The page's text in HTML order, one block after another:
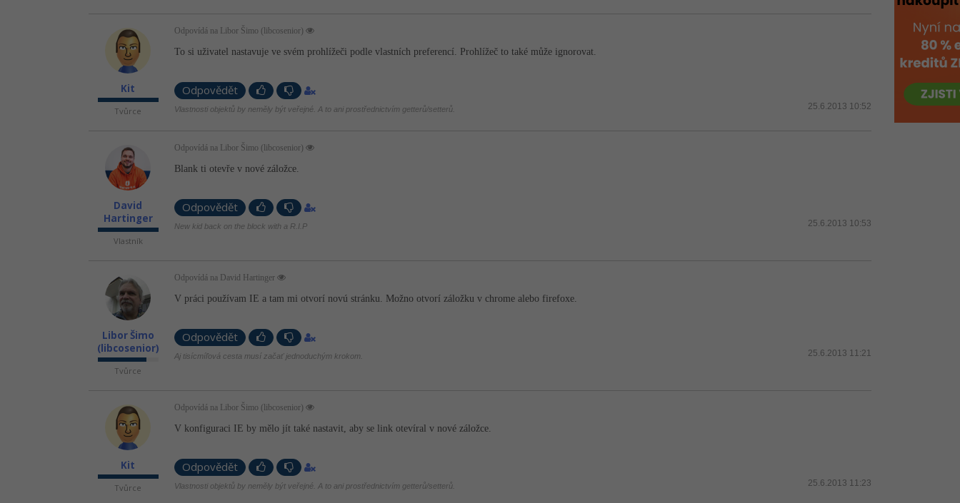
Kit
Tvůrce
Odpovídá na Libor Šimo (libcosenior)
To si uživatel nastavuje ve svém prohlížeči podle vlastních preferencí. Prohlížeč to také může ignorovat.
Odpovědět
25.6.2013 10:52
Vlastnosti objektů by neměly být veřejné. A to ani prostřednictvím getterů/setterů.
David
Hartinger
Vlastník
Odpovídá na Libor Šimo (libcosenior)
Blank ti otevře v nové záložce.
Odpovědět
25.6.2013 10:53
New kid back on the block with a R.I.P
Libor Šimo
(libcosenior)
Tvůrce
Odpovídá na David Hartinger
V práci používam IE a tam mi otvorí novú stránku. Možno otvorí záložku v chrome alebo firefoxe.
Odpovědět
25.6.2013 11:21
Aj tisícmíľová cesta musí začať jednoduchým krokom.
Kit
Tvůrce
Odpovídá na Libor Šimo (libcosenior)
V konfiguraci IE by mělo jít také nastavit, aby se link otevíral v nové záložce.
Odpovědět
25.6.2013 11:23
Vlastnosti objektů by neměly být veřejné. A to ani prostřednictvím getterů/setterů.